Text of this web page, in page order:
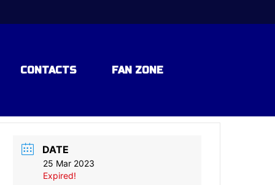
CONTACTS FAN ZONE
DATE
25 Mar 2023
Expired!